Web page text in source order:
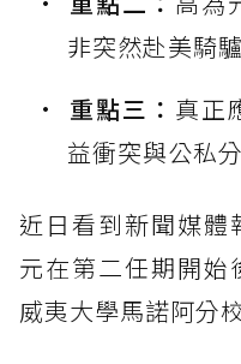
非突然赴美騎
重點三： 真正
益衝突與公私
近日看到新聞媒體
元在第二任期開始
威夷大學馬諾阿分